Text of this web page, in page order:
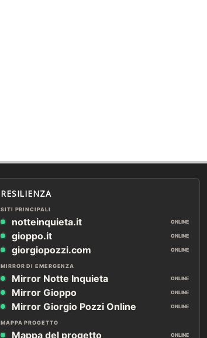
RESILIENZA
SITI PRINCIPALI
notteinquieta.it ONLINE
gioppo.it ONLINE
giorgiopozzi.com ONLINE
MIRROR DI EMERGENZA
Mirror Notte Inquieta ONLINE
Mirror Gioppo ONLINE
Mirror Giorgio Pozzi Online ONLINE
MAPPA PROGETTO
Mappa del progetto ONLINE